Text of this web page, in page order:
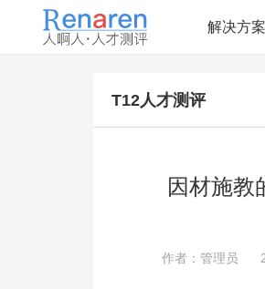
解决方案
测评解决方案
人才测评产品
T12人才测评
因材施教
作者：管理员